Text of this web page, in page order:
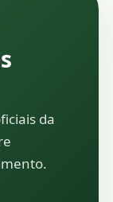
da